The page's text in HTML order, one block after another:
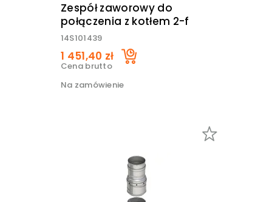
Zespół zaworowy do
połączenia z kotłem 2-f
14S101439
1 451,40 zł
Cena brutto
Na zamówienie